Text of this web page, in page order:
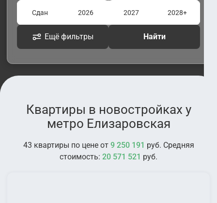
Сдан 2026 2027 2028+
Ещё фильтры Найти
Квартиры в новостройках у
метро Елизаровская
43 квартиры по цене от 9 250 191 руб. Средняя
стоимость: 20 571 521 руб.